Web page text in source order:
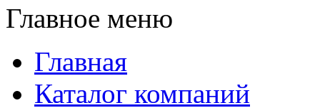
Главное меню
Главная
Каталог компаний